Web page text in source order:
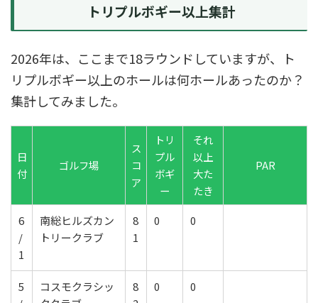
トリプルボギー以上集計
2026年は、ここまで18ラウンドしていますが、ト
リプルボギー以上のホールは何ホールあったのか？
集計してみました。
日
付
ゴルフ場
ス
コ
ア
トリ
プル
ボギ
ー
それ
以上
大た
たき
PAR
6
/
1
南総ヒルズカン
トリークラブ
8
1
0 0
5
コスモクラシッ
8
0 0